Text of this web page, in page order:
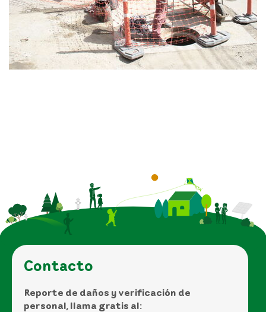
Contacto
Reporte de daños y verificación de
personal, llama gratis al: